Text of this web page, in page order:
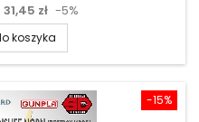
podstawowa
31,45 zł -5%
koszyka
-15%